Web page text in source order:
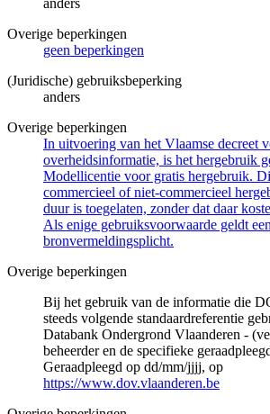
Overige beperkingen
geen beperkingen
(Juridische) gebruiksbeperking
anders
Overige beperkingen
In uitvoering van het Vlaamse decreet
overheidsinformatie, is het hergebruik
Modellicentie voor gratis hergebruik.
commercieel of niet-commercieel
duur is toegelaten, zonder dat daar
Als enige gebruiksvoorwaarde geldt een
bronvermeldingsplicht.
Overige beperkingen
Bij het gebruik van de informatie die
steeds volgende standaardreferentie
Databank Ondergrond Vlaanderen -
beheerder en de specifieke
Geraadpleegd op dd/mm/jjjj, op
https://www.dov.vlaanderen.be